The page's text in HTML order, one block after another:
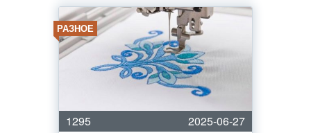
РАЗНОЕ
1295
2025-06-27